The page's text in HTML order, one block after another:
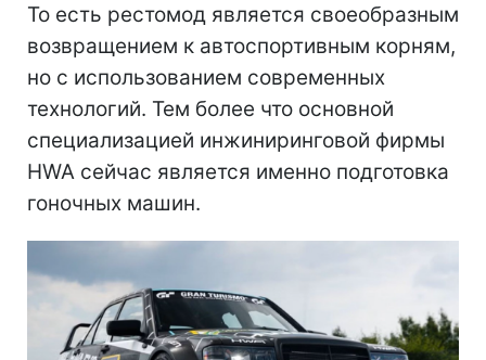
То есть рестомод является своеобразным
возвращением к автоспортивным корням,
но с использованием современных
технологий. Тем более что основной
специализацией инжиниринговой фирмы
HWA сейчас является именно подготовка
гоночных машин.